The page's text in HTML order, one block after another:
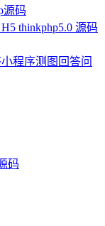
源码
thinkphp5.0 源码
程序测图回答问
码